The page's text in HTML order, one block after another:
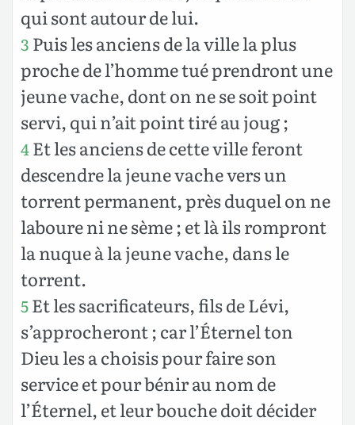
qui sont autour de lui.
3 Puis les anciens de la ville la plus
proche de l’homme tué prendront une
jeune vache, dont on ne se soit point
servi, qui n’ait point tiré au joug ;
4Et les anciens de cette ville feront
descendre la jeune vache vers un
torrent permanent, près duquel on ne
laboure ni ne sème ; et là ils rompront
la nuque à la jeune vache, dans le
torrent.
5Et les sacrificateurs, fils de Lévi,
s’approcheront ; car l’Éternel ton
Dieu les a choisis pour faire son
service et pour bénir au nom de
l’Éternel, et leur bouche doit décider